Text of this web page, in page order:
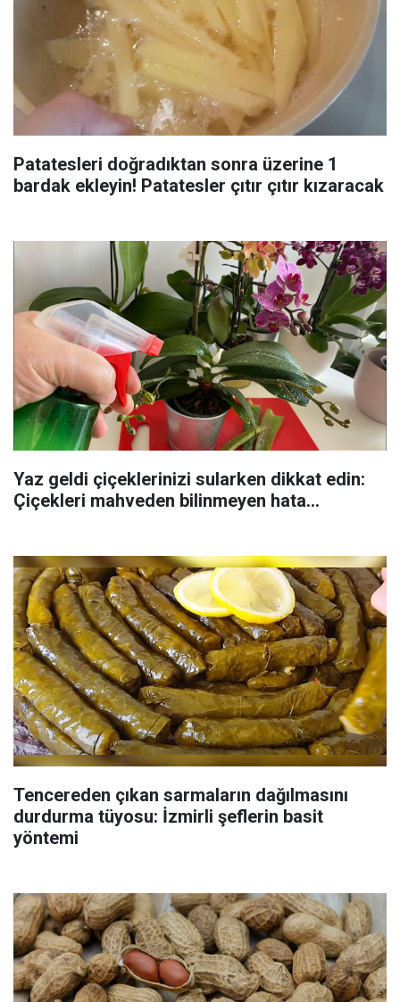
Patatesleri doğradıktan sonra üzerine 1
bardak ekleyin! Patatesler çıtır çıtır kızaracak
Yaz geldi çiçeklerinizi sularken dikkat edin:
Çiçekleri mahveden bilinmeyen hata...
Tencereden çıkan sarmaların dağılmasını
durdurma tüyosu: İzmirli şeflerin basit
yöntemi